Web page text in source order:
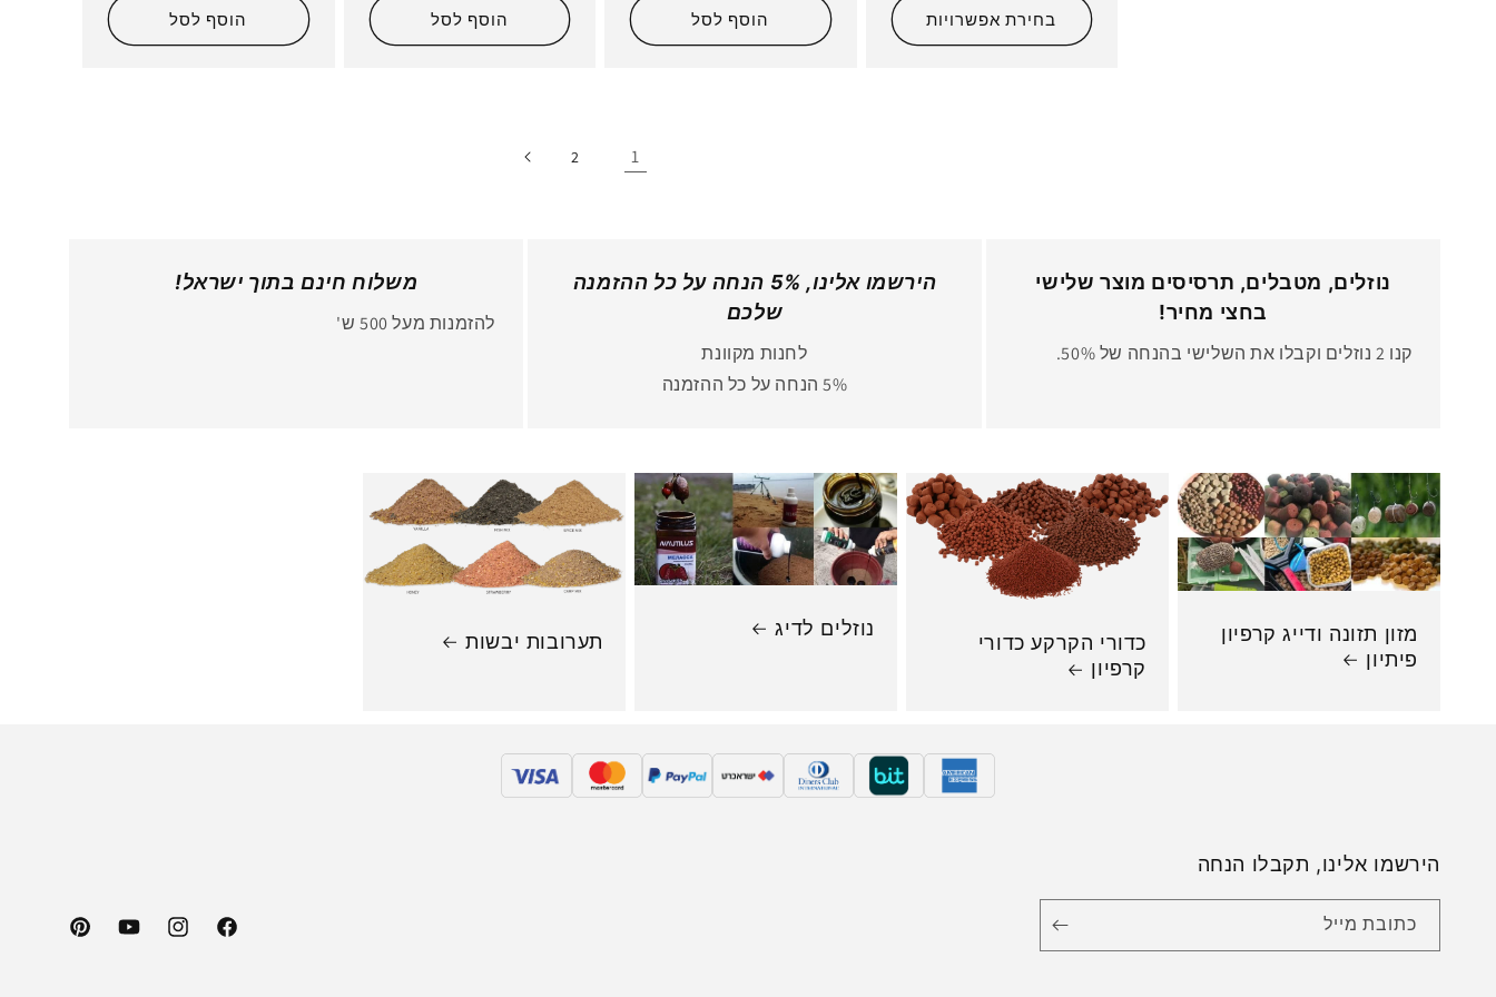
בחירת אפשרויות הוסף לסל הוסף לסל הוסף לסל
1
2
נוזלים, מטבלים, תרסיסים מוצר שלישי
בחצי מחיר!
קנו 2 נוזלים וקבלו את השלישי בהנחה של 50%.
הירשמו אלינו, 5% הנחה על כל ההזמנה
שלכם
לחנות מקוונת
5% הנחה על כל ההזמנה
משלוח חינם בתוך ישראל!
להזמנות מעל 500 ש'
מזון תזונה ודייג קרפיון
פיתיון
כדורי הקרקע כדורי
קרפיון
נוזלים לדיג
תערובות יבשות
הירשמו אלינו, תקבלו הנחה
כתובת מייל
Facebook
Instagram
YouTube
Pinterest